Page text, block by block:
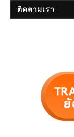
ติดตามเรา